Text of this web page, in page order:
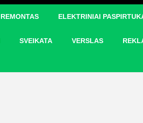
REMONTAS ELEKTRINIAI
SVEIKATA VERSLAS